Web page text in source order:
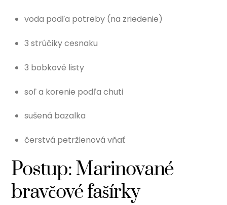
voda podľa potreby (na zriedenie)
3 strúčiky cesnaku
3 bobkové listy
soľ a korenie podľa chuti
sušená bazalka
čerstvá petržlenová vňať
Postup: Marinované
bravčové fašírky